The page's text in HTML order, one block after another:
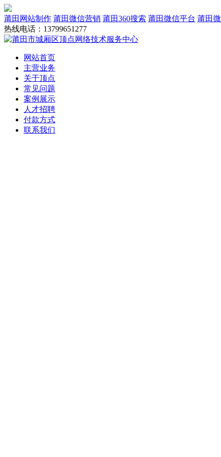
莆田网站制作 莆田微信营销 莆田360搜索 莆田微信平台 莆田
热线电话：13799651277
网站首页
主营业务
关于顶点
常见问题
案例展示
人才招聘
付款方式
联系我们